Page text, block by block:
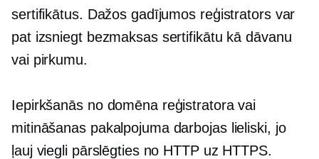
sertifikātus. Dažos gadījumos reģistrators var
pat izsniegt bezmaksas sertifikātu kā dāvanu
vai pirkumu.
Iepirkšanās no domēna reģistratora vai
mitināšanas pakalpojuma darbojas lieliski, jo
ļauj viegli pārslēgties no HTTP uz HTTPS.